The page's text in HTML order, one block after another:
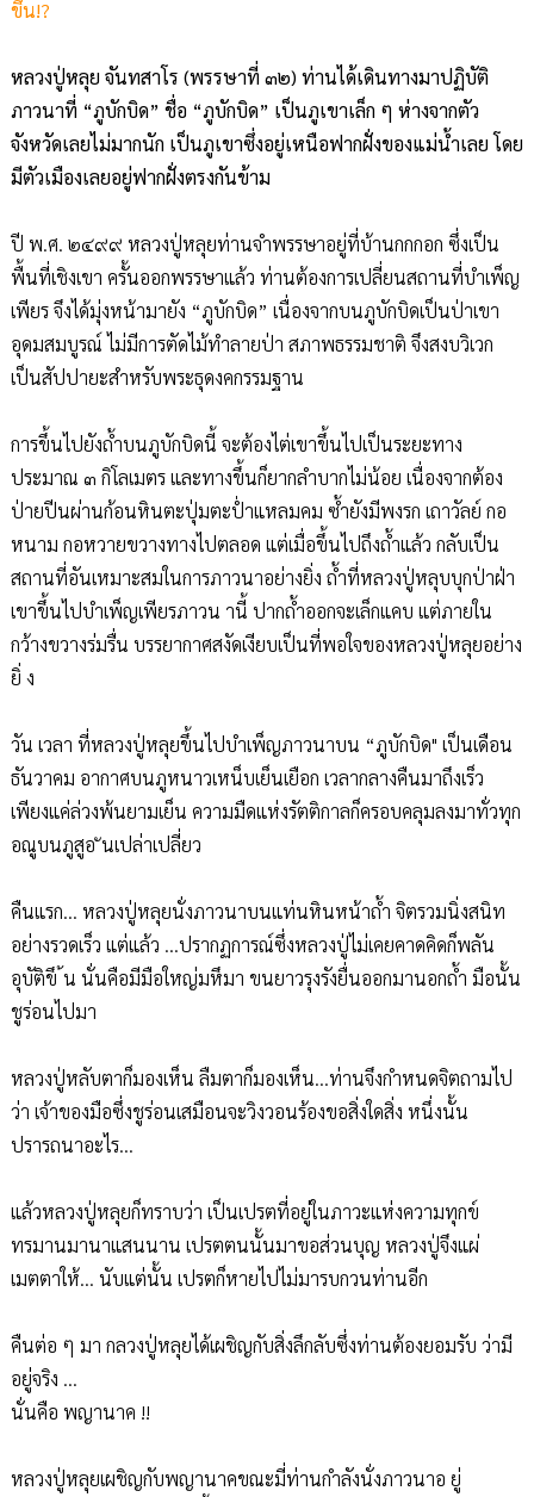
ขึ้น!?
หลวงปู่หลุย จันทสาโร (พรรษาที่ ๓๒) ท่านได้เดินทางมาปฏิบัติ
ภาวนาที่ “ภูบักบิด” ชื่อ “ภูบักบิด” เป็นภูเขาเล็ก ๆ ห่างจากตัว
จังหวัดเลยไม่มากนัก เป็นภูเขาซึ่งอยู่เหนือฟากฝั่งของแม่น้ำเลย โดย
มีตัวเมืองเลยอยู่ฟากฝั่งตรงกันข้าม
ปี พ.ศ. ๒๔๙๙ หลวงปู่หลุยท่านจำพรรษาอยู่ที่บ้านกกกอก ซึ่งเป็น
พื้นที่เชิงเขา ครั้นออกพรรษาแล้ว ท่านต้องการเปลี่ยนสถานที่บำเพ็ญ
เพียร จึงได้มุ่งหน้ามายัง “ภูบักบิด” เนื่องจากบนภูบักบิดเป็นป่าเขา
อุดมสมบูรณ์ ไม่มีการตัดไม้ทำลายป่า สภาพธรรมชาติ จึงสงบวิเวก
เป็นสัปปายะสำหรับพระธุดงคกรรมฐาน
การขึ้นไปยังถ้ำบนภูบักบิดนี้ จะต้องไต่เขาขึ้นไปเป็นระยะทาง
ประมาณ ๓ กิโลเมตร และทางขึ้นก็ยากลำบากไม่น้อย เนื่องจากต้อง
ป่ายปีนผ่านก้อนหินตะปุ่มตะป่ำแหลมคม ซ้ำยังมีพงรก เถาวัลย์ กอ
หนาม กอหวายขวางทางไปตลอด แต่เมื่อขึ้นไปถึงถ้ำแล้ว กลับเป็น
สถานที่อันเหมาะสมในการภาวนาอย่างยิ่ง ถ้ำที่หลวงปู่หลุบบุกป่าฝ่า
เขาขึ้นไปบำเพ็ญเพียรภาวน านี้ ปากถ้ำออกจะเล็กแคบ แต่ภายใน
กว้างขวางร่มรื่น บรรยากาศสงัดเงียบเป็นที่พอใจของหลวงปู่หลุยอย่าง
ยิ่ ง
วัน เวลา ที่หลวงปู่หลุยขึ้นไปบำเพ็ญภาวนาบน “ภูบักบิด" เป็นเดือน
ธันวาคม อากาศบนภูหนาวเหน็บเย็นเยือก เวลากลางคืนมาถึงเร็ว
เพียงแค่ล่วงพ้นยามเย็น ความมืดแห่งรัตติกาลก็ครอบคลุมลงมาทั่วทุก
อณูบนภูสูอ ันเปล่าเปลี่ยว
คืนแรก... หลวงปู่หลุยนั่งภาวนาบนแท่นหินหน้าถ้ำ จิตรวมนิ่งสนิท
อย่างรวดเร็ว แต่แล้ว ...ปรากฏการณ์ซึ่งหลวงปู่ไม่เคยคาดคิดก็พลัน
อุบัติขึ ้น นั่นคือมีมือใหญ่มหึมา ขนยาวรุงรังยื่นออกมานอกถ้ำ มือนั้น
ชูร่อนไปมา
หลวงปู่หลับตาก็มองเห็น ลืมตาก็มองเห็น...ท่านจึงกำหนดจิตถามไป
ว่า เจ้าของมือซึ่งชูร่อนเสมือนจะวิงวอนร้องขอสิ่งใดสิ่ง หนึ่งนั้น
ปรารถนาอะไร...
แล้วหลวงปู่หลุยก็ทราบว่า เป็นเปรตที่อยู่ในภาวะแห่งความทุกข์
ทรมานมานาแสนนาน เปรตตนนั้นมาขอส่วนบุญ หลวงปู่จึงแผ่
เมตตาให้... นับแต่นั้น เปรตก็หายไปไม่มารบกวนท่านอีก
คืนต่อ ๆ มา กลวงปู่หลุยได้เผชิญกับสิ่งลึกลับซึ่งท่านต้องยอมรับ ว่ามี
อยู่จริง ...
นั่นคือ พญานาค !!
หลวงปู่หลุยเผชิญกับพญานาคขณะมี่ท่านกำลังนั่งภาวนาอ ยู่